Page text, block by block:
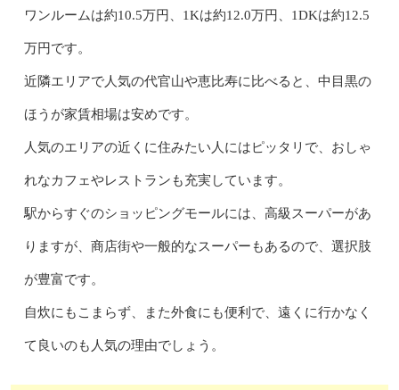
ワンルームは約10.5万円、1Kは約12.0万円、1DKは約12.5
万円です。
近隣エリアで人気の代官山や恵比寿に比べると、中目黒の
ほうが家賃相場は安めです。
人気のエリアの近くに住みたい人にはピッタリで、おしゃ
れなカフェやレストランも充実しています。
駅からすぐのショッピングモールには、高級スーパーがあ
りますが、商店街や一般的なスーパーもあるので、選択肢
が豊富です。
自炊にもこまらず、また外食にも便利で、遠くに行かなく
て良いのも人気の理由でしょう。